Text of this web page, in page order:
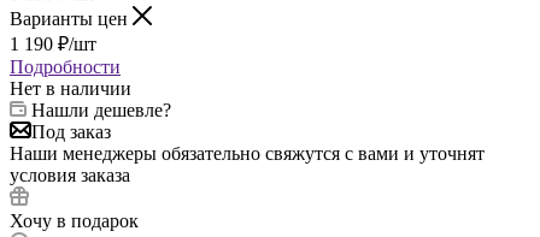
Варианты цен
1 190 ₽/шт
Подробности
Нет в наличии
Нашли дешевле?
Под заказ
Наши менеджеры обязательно свяжутся с вами и уточнят
условия заказа
Хочу в подарок